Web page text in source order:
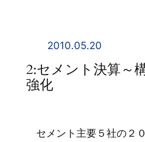
2010.05.20
2:セメント決算～
強化
セメント主要５社の２